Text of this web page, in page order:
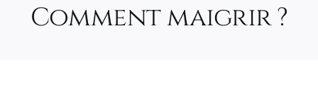
Comment maigrir ?